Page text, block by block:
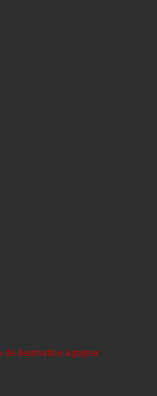
de destination à gagner